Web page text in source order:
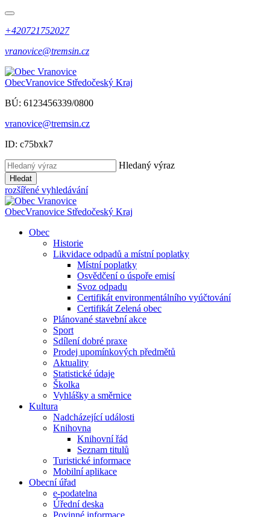
+420721752027
vranovice@tremsin.cz
ObecVranovice Středočeský Kraj
BÚ: 6123456339/0800
vranovice@tremsin.cz
ID: c75bxk7
Hledaný výraz
Hledat
rozšířené vyhledávání
ObecVranovice Středočeský Kraj
Obec
Historie
Likvidace odpadů a místní poplatky
Místní poplatky
Osvědčení o úspoře emisí
Svoz odpadu
Certifikát environmentálního vyúčtování
Certifikát Zelená obec
Plánované stavební akce
Sport
Sdílení dobré praxe
Prodej upomínkových předmětů
Aktuality
Statistické údaje
Školka
Vyhlášky a směrnice
Kultura
Nadcházející události
Knihovna
Knihovní řád
Seznam titulů
Turistické informace
Mobilní aplikace
Obecní úřad
e-podatelna
Úřední deska
Povinné informace